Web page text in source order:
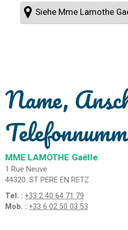
Siehe Mme Lamothe
Name,
MME LAMOTHE Gaëlle
1 Rue Neuve
44320 ST PERE EN RETZ
Tel. : +33 2 40 64 71 79
Mob. : +33 6 02 50 03 53